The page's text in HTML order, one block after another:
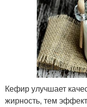
Кефир улучшает
жирность, тем